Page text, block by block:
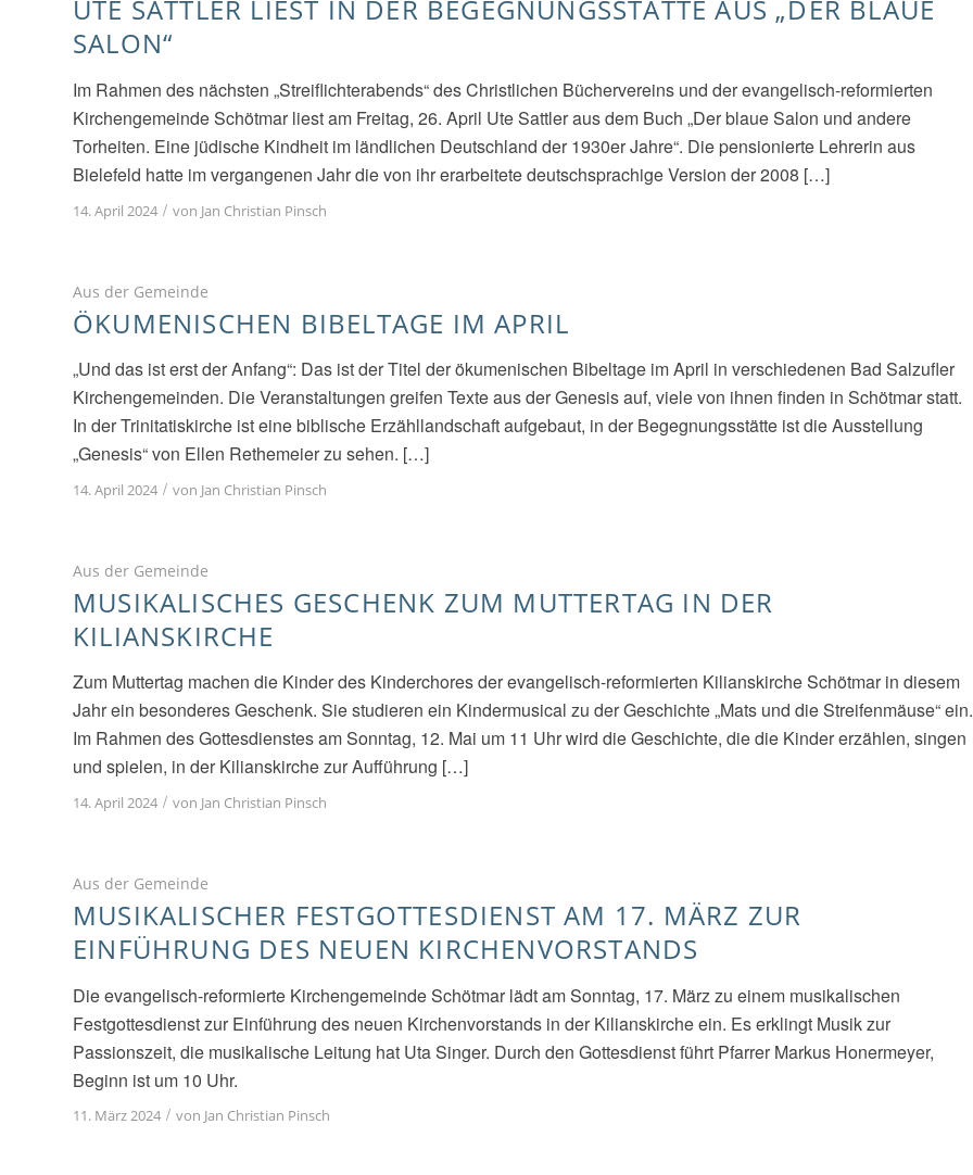
UTE SATTLER LIEST IN DER BEGEGNUNGSSTÄTTE AUS „DER BLAUE
SALON“
Im Rahmen des nächsten „Streiflichterabends“ des Christlichen Büchervereins und der evangelisch-reformierten
Kirchengemeinde Schötmar liest am Freitag, 26. April Ute Sattler aus dem Buch „Der blaue Salon und andere
Torheiten. Eine jüdische Kindheit im ländlichen Deutschland der 1930er Jahre“. Die pensionierte Lehrerin aus
Bielefeld hatte im vergangenen Jahr die von ihr erarbeitete deutschsprachige Version der 2008 […]
14. April 2024 / von Jan Christian Pinsch
Aus der Gemeinde
ÖKUMENISCHEN BIBELTAGE IM APRIL
„Und das ist erst der Anfang“: Das ist der Titel der ökumenischen Bibeltage im April in verschiedenen Bad Salzufler
Kirchengemeinden. Die Veranstaltungen greifen Texte aus der Genesis auf, viele von ihnen finden in Schötmar statt.
In der Trinitatiskirche ist eine biblische Erzähllandschaft aufgebaut, in der Begegnungsstätte ist die Ausstellung
„Genesis“ von Ellen Rethemeier zu sehen. […]
14. April 2024 / von Jan Christian Pinsch
Aus der Gemeinde
MUSIKALISCHES GESCHENK ZUM MUTTERTAG IN DER
KILIANSKIRCHE
Zum Muttertag machen die Kinder des Kinderchores der evangelisch-reformierten Kilianskirche Schötmar in diesem
Jahr ein besonderes Geschenk. Sie studieren ein Kindermusical zu der Geschichte „Mats und die Streifenmäuse“ ein.
Im Rahmen des Gottesdienstes am Sonntag, 12. Mai um 11 Uhr wird die Geschichte, die die Kinder erzählen, singen
und spielen, in der Kilianskirche zur Aufführung […]
14. April 2024 / von Jan Christian Pinsch
Aus der Gemeinde
MUSIKALISCHER FESTGOTTESDIENST AM 17. MÄRZ ZUR
EINFÜHRUNG DES NEUEN KIRCHENVORSTANDS
Die evangelisch-reformierte Kirchengemeinde Schötmar lädt am Sonntag, 17. März zu einem musikalischen
Festgottesdienst zur Einführung des neuen Kirchenvorstands in der Kilianskirche ein. Es erklingt Musik zur
Passionszeit, die musikalische Leitung hat Uta Singer. Durch den Gottesdienst führt Pfarrer Markus Honermeyer,
Beginn ist um 10 Uhr.
11. März 2024 / von Jan Christian Pinsch